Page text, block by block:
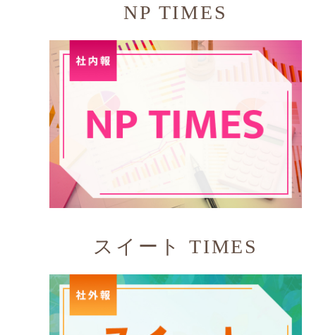
NP TIMES
スイート TIMES